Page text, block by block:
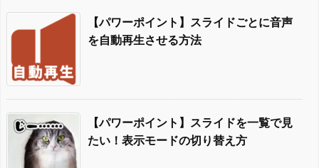
【パワーポイント】スライドごとに音声
を自動再生させる方法
【パワーポイント】スライドを一覧で見
たい！表示モードの切り替え方